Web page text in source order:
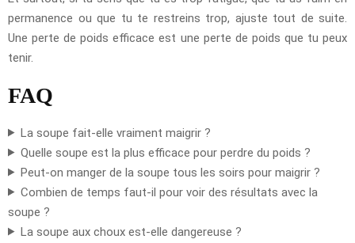
permanence ou que tu te restreins trop, ajuste tout de suite.
Une perte de poids efficace est une perte de poids que tu peux
tenir.
FAQ
La soupe fait-elle vraiment maigrir ?
Quelle soupe est la plus efficace pour perdre du poids ?
Peut-on manger de la soupe tous les soirs pour maigrir ?
Combien de temps faut-il pour voir des résultats avec la
soupe ?
La soupe aux choux est-elle dangereuse ?